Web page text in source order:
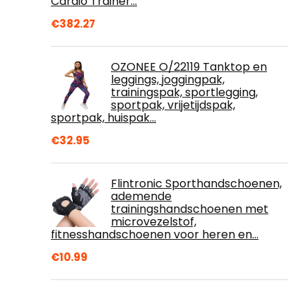
€382.27
OZONEE O/22119 Tanktop en
leggings, joggingpak,
trainingspak, sportlegging,
sportpak, vrijetijdspak,
sportpak, huispak…
€32.95
Flintronic Sporthandschoenen,
ademende
trainingshandschoenen met
microvezelstof,
fitnesshandschoenen voor heren en…
€10.99